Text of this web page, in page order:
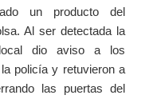
un producto del
Al ser detectada la
dio aviso a los
policía y retuvieron a
las puertas del